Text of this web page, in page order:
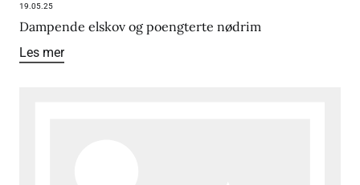
19.05.25
Dampende elskov og poengterte nødrim
Les mer